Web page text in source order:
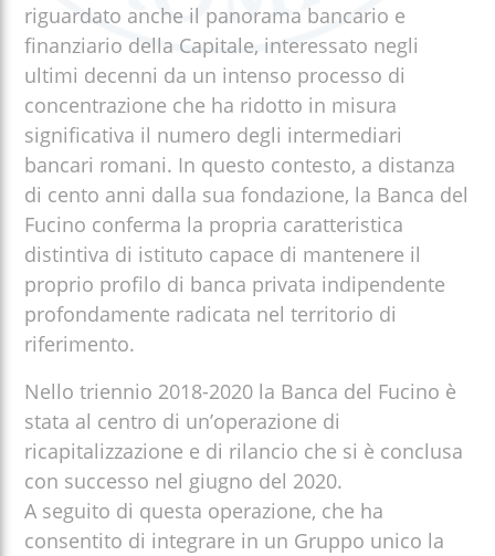
riguardato anche il panorama bancario e
finanziario della Capitale, interessato negli
ultimi decenni da un intenso processo di
concentrazione che ha ridotto in misura
significativa il numero degli intermediari
bancari romani. In questo contesto, a distanza
di cento anni dalla sua fondazione, la Banca del
Fucino conferma la propria caratteristica
distintiva di istituto capace di mantenere il
proprio profilo di banca privata indipendente
profondamente radicata nel territorio di
riferimento.
Nello triennio 2018-2020 la Banca del Fucino è
stata al centro di un’operazione di
ricapitalizzazione e di rilancio che si è conclusa
con successo nel giugno del 2020.
A seguito di questa operazione, che ha
consentito di integrare in un Gruppo unico la